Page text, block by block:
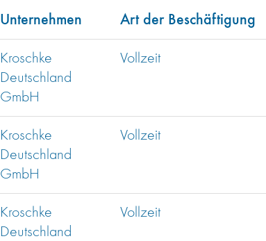
Unternehmen Art der Beschäftigung
Kroschke
Deutschland
GmbH
Vollzeit
Kroschke
Deutschland
GmbH
Vollzeit
Kroschke
Deutschland
Vollzeit